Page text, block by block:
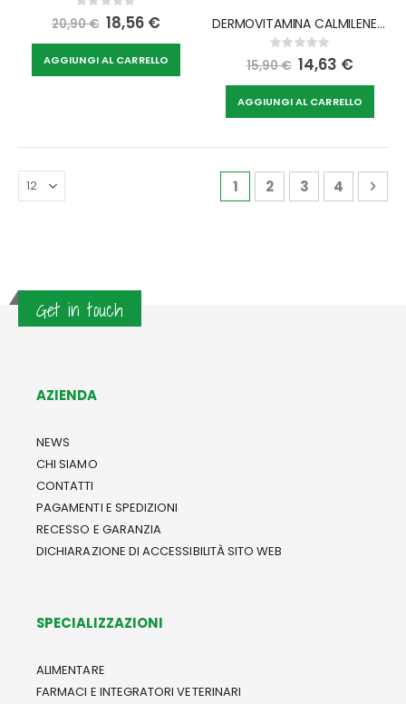
Rating:
0%
20,90 € Special
Price
18,56 €
AGGIUNGI AL CARRELLO
DERMOVITAMINA CALMILENE EXTREME CREMA PALPEBRALE 15 ML
Rating:
0%
15,90 € Special
Price
14,63 €
AGGIUNGI AL CARRELLO
Pagina
Attualmente stai
1 Pagina
2 Pagina
3 Pagina
4
Get in touch
AZIENDA
NEWS
CHI SIAMO
CONTATTI
PAGAMENTI E SPEDIZIONI
RECESSO E GARANZIA
DICHIARAZIONE DI ACCESSIBILITÀ SITO WEB
SPECIALIZZAZIONI
ALIMENTARE
FARMACI E INTEGRATORI VETERINARI